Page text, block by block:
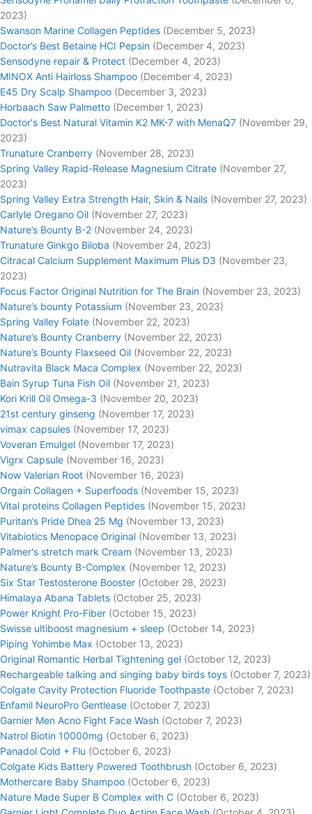
2023)
Swanson Marine Collagen Peptides (December 5, 2023)
Doctor’s Best Betaine HCI Pepsin (December 4, 2023)
Sensodyne repair & Protect (December 4, 2023)
MINOX Anti Hairloss Shampoo (December 4, 2023)
E45 Dry Scalp Shampoo (December 3, 2023)
Horbaach Saw Palmetto (December 1, 2023)
Doctor's Best Natural Vitamin K2 MK-7 with MenaQ7 (November 29,
2023)
Trunature Cranberry (November 28, 2023)
Spring Valley Rapid-Release Magnesium Citrate (November 27,
2023)
Spring Valley Extra Strength Hair, Skin & Nails (November 27, 2023)
Carlyle Oregano Oil (November 27, 2023)
Nature’s Bounty B-2 (November 24, 2023)
Trunature Ginkgo Biloba (November 24, 2023)
Citracal Calcium Supplement Maximum Plus D3 (November 23,
2023)
Focus Factor Original Nutrition for The Brain (November 23, 2023)
Nature’s bounty Potassium (November 23, 2023)
Spring Valley Folate (November 22, 2023)
Nature’s Bounty Cranberry (November 22, 2023)
Nature’s Bounty Flaxseed Oil (November 22, 2023)
Nutravita Black Maca Complex (November 22, 2023)
Bain Syrup Tuna Fish Oil (November 21, 2023)
Kori Krill Oil Omega-3 (November 20, 2023)
21st century ginseng (November 17, 2023)
vimax capsules (November 17, 2023)
Voveran Emulgel (November 17, 2023)
Vigrx Capsule (November 16, 2023)
Now Valerian Root (November 16, 2023)
Orgain Collagen + Superfoods (November 15, 2023)
Vital proteins Collagen Peptides (November 15, 2023)
Puritan’s Pride Dhea 25 Mg (November 13, 2023)
Vitabiotics Menopace Original (November 13, 2023)
Palmer's stretch mark Cream (November 13, 2023)
Nature’s Bounty B-Complex (November 12, 2023)
Six Star Testosterone Booster (October 28, 2023)
Himalaya Abana Tablets (October 25, 2023)
Power Knight Pro-Fiber (October 15, 2023)
Swisse ultiboost magnesium + sleep (October 14, 2023)
Piping Yohimbe Max (October 13, 2023)
Original Romantic Herbal Tightening gel (October 12, 2023)
Rechargeable talking and singing baby birds toys (October 7, 2023)
Colgate Cavity Protection Fluoride Toothpaste (October 7, 2023)
Enfamil NeuroPro Gentlease (October 7, 2023)
Garnier Men Acno Fight Face Wash (October 7, 2023)
Natrol Biotin 10000mg (October 6, 2023)
Panadol Cold + Flu (October 6, 2023)
Colgate Kids Battery Powered Toothbrush (October 6, 2023)
Mothercare Baby Shampoo (October 6, 2023)
Nature Made Super B Complex with C (October 6, 2023)